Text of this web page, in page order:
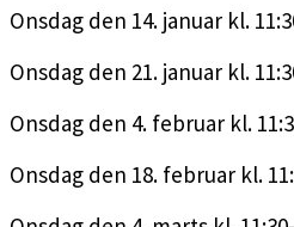
Onsdag den 14. januar kl.
Onsdag den 21. januar kl.
Onsdag den 4. februar kl.
Onsdag den 18. februar kl.